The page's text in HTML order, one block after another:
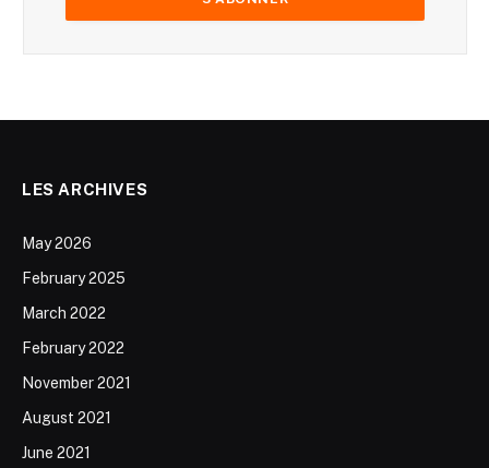
LES ARCHIVES
May 2026
February 2025
March 2022
February 2022
November 2021
August 2021
June 2021